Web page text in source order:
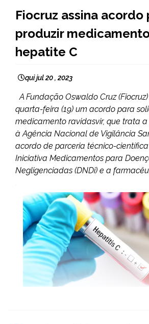
NOTÍCIAS
Fiocruz assina acordo
produzir
hepatite C
qui jul 20 , 2023
A Fundação Oswaldo Cruz
quarta-feira (19) um acordo para
medicamento ravidasvir, que trata
à Agência Nacional de Vigilância
acordo de parceria técnico-
Iniciativa Medicamentos para
Negligenciadas (DNDi) e a